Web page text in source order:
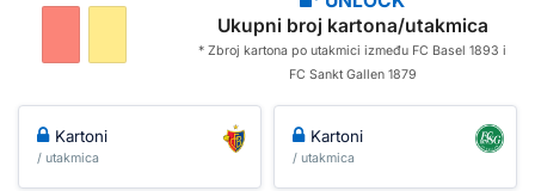
Ukupni broj kartona/utakmica
* Zbroj kartona po utakmici između FC Basel 1893 i
FC Sankt Gallen 1879
Kartoni
/ utakmica
Kartoni
/ utakmica